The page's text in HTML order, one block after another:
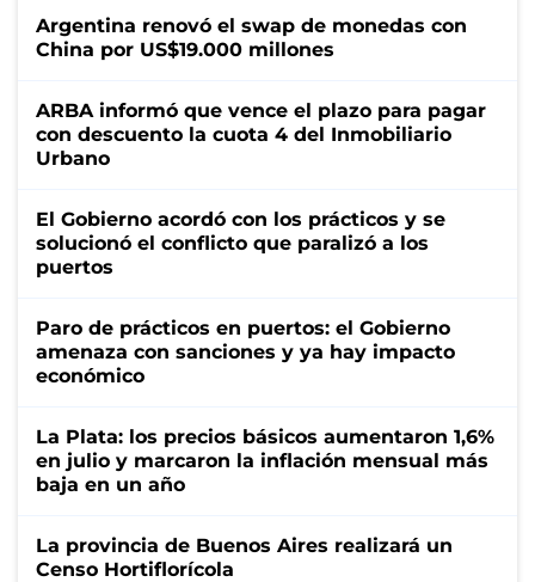
Argentina renovó el swap de monedas con
China por US$19.000 millones
ARBA informó que vence el plazo para pagar
con descuento la cuota 4 del Inmobiliario
Urbano
El Gobierno acordó con los prácticos y se
solucionó el conflicto que paralizó a los
puertos
Paro de prácticos en puertos: el Gobierno
amenaza con sanciones y ya hay impacto
económico
La Plata: los precios básicos aumentaron 1,6%
en julio y marcaron la inflación mensual más
baja en un año
La provincia de Buenos Aires realizará un
Censo Hortiflorícola